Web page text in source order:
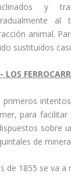
y
al
animal.
sustituidos
LOS
para
sobre
de
de 1855 se va